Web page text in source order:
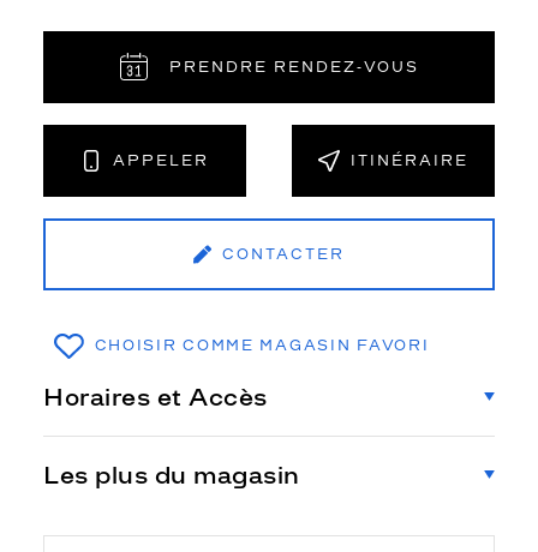
PRENDRE RENDEZ‑VOUS
APPELER ITINÉRAIRE
CONTACTER
CHOISIR COMME MAGASIN FAVORI
Horaires et Accès
Les plus du magasin